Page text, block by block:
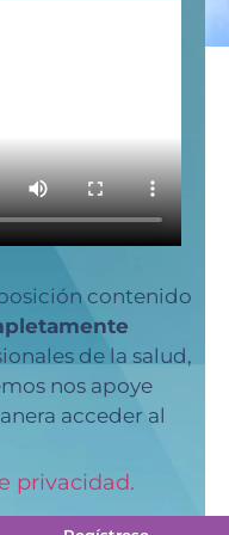
contenido
de la salud,
nos apoye
acceder al
privacidad.